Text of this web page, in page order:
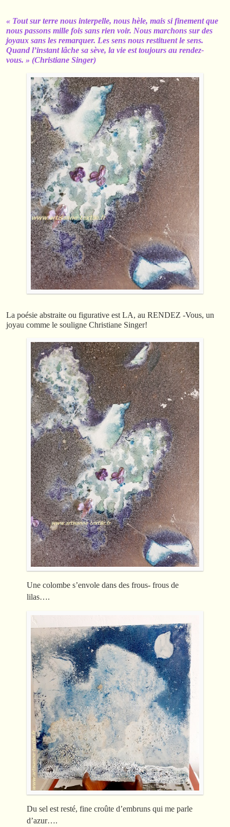
« Tout sur terre nous interpelle, nous hèle, mais si finement que
nous passons mille fois sans rien voir. Nous marchons sur des
joyaux sans les remarquer. Les sens nous restituent le sens.
Quand l’instant lâche sa sève, la vie est toujours au rendez-
vous. » (Christiane Singer)
La poésie abstraite ou figurative est LA, au RENDEZ -Vous, un
joyau comme le souligne Christiane Singer!
Une colombe s’envole dans des frous- frous de
lilas….
Du sel est resté, fine croûte d’embruns qui me parle
d’azur….